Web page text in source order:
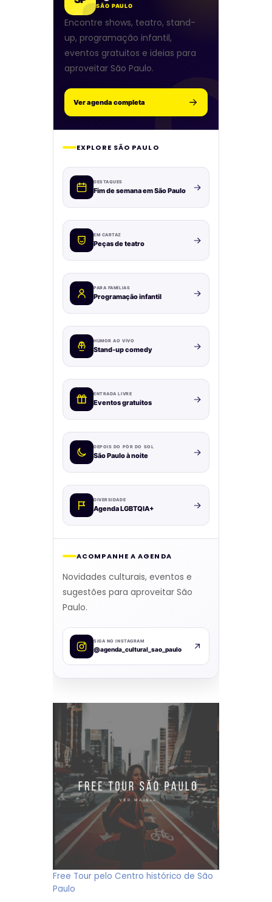
SÃO PAULO
Encontre shows, teatro, stand-
up, programação infantil,
eventos gratuitos e ideias para
aproveitar São Paulo.
Ver agenda completa
EXPLORE SÃO PAULO
DESTAQUES
Fim de semana em São Paulo
EM CARTAZ
Peças de teatro
PARA FAMÍLIAS
Programação infantil
HUMOR AO VIVO
Stand-up comedy
ENTRADA LIVRE
Eventos gratuitos
DEPOIS DO PÔR DO SOL
São Paulo à noite
DIVERSIDADE
Agenda LGBTQIA+
ACOMPANHE A AGENDA
Novidades culturais, eventos e
sugestões para aproveitar São
Paulo.
SIGA NO INSTAGRAM
@agenda_cultural_sao_paulo
Free Tour pelo Centro histórico de São
Paulo